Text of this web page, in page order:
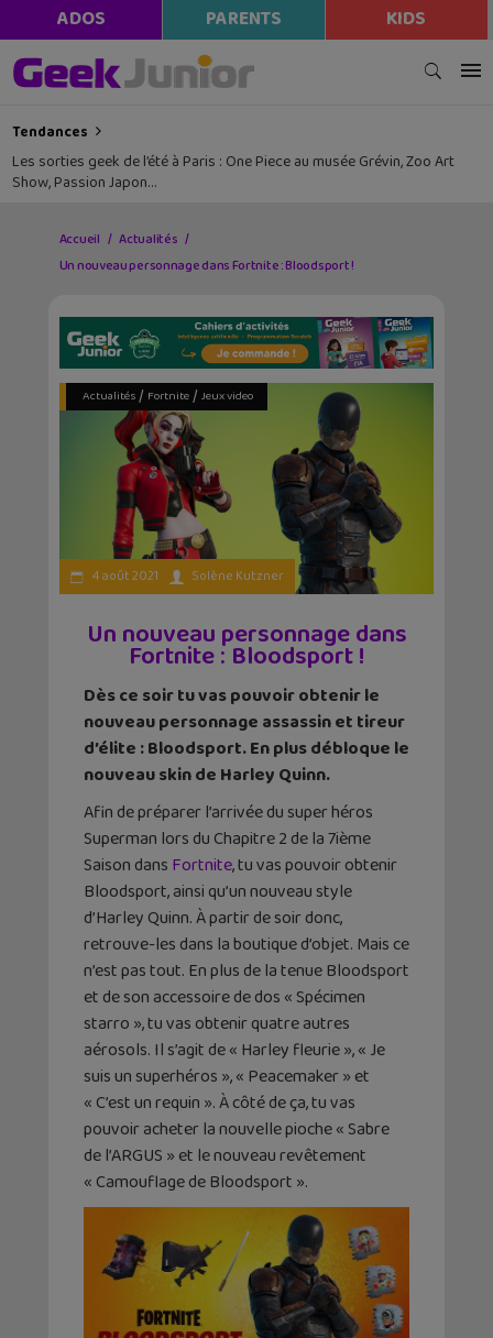
ADOS PARENTS KIDS
Tendances
Les sorties geek de l’été à Paris : One Piece au musée Grévin, Zoo Art
Show, Passion Japon…
Accueil
Actualités
Un nouveau personnage dans Fortnite : Bloodsport !
Actualités/ Fortnite/ Jeux video
4 août 2021 Solène Kutzner
Un nouveau personnage dans
Fortnite : Bloodsport !
Dès ce soir tu vas pouvoir obtenir le
nouveau personnage assassin et tireur
d’élite : Bloodsport. En plus débloque le
nouveau skin de Harley Quinn.
Afin de préparer l’arrivée du super héros
Superman lors du Chapitre 2 de la 7ième
Saison dans Fortnite, tu vas pouvoir obtenir
Bloodsport, ainsi qu’un nouveau style
d’Harley Quinn. À partir de soir donc,
retrouve-les dans la boutique d’objet. Mais ce
n’est pas tout. En plus de la tenue Bloodsport
et de son accessoire de dos « Spécimen
starro », tu vas obtenir quatre autres
aérosols. Il s’agit de « Harley fleurie », « Je
suis un superhéros », « Peacemaker » et
« C’est un requin ». À côté de ça, tu vas
pouvoir acheter la nouvelle pioche « Sabre
de l’ARGUS » et le nouveau revêtement
« Camouflage de Bloodsport ».